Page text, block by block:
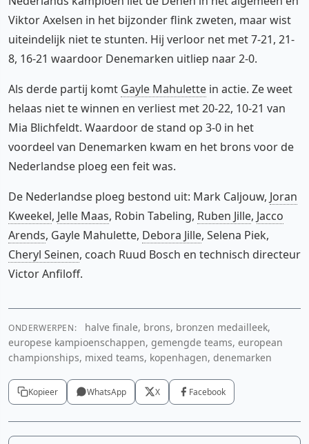
Viktor Axelsen in het bijzonder flink zweten, maar wist
uiteindelijk niet te stunten. Hij verloor net met 7-21, 21-
8, 16-21 waardoor Denemarken uitliep naar 2-0.
Als derde partij komt Gayle Mahulette in actie. Ze weet
helaas niet te winnen en verliest met 20-22, 10-21 van
Mia Blichfeldt. Waardoor de stand op 3-0 in het
voordeel van Denemarken kwam en het brons voor de
Nederlandse ploeg een feit was.
De Nederlandse ploeg bestond uit: Mark Caljouw, Joran
Kweekel, Jelle Maas, Robin Tabeling, Ruben Jille, Jacco
Arends, Gayle Mahulette, Debora Jille, Selena Piek,
Cheryl Seinen, coach Ruud Bosch en technisch directeur
Victor Anfiloff.
ONDERWERPEN:
halve finale, brons, bronzen medailleek,
europese kampioenschappen, gemengde teams, european
championships, mixed teams, kopenhagen, denemarken
Kopieer WhatsApp X Facebook